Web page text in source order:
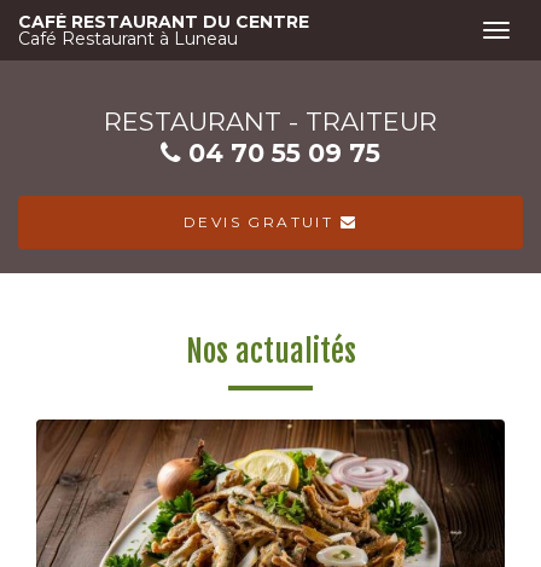
Aller
au
contenu
CAFÉ RESTAURANT DU CENTRE
Café Restaurant à Luneau
RESTAURANT - TRAITEUR
04 70 55 09 75
DEVIS GRATUIT
Nos actualités